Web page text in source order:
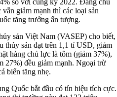
giảm mạnh thì các loại sản
tăng trưởng ấn tượng.
sản Việt Nam (VASEP) cho biết,
thủy sản đạt trên 1,1 tỉ USD, giảm
hàng chủ lực là tôm (giảm 37%),
27%) đều giảm mạnh. Ngoại trừ
biển tăng nhẹ.
Quốc bắt đầu có tín hiệu tích cực.